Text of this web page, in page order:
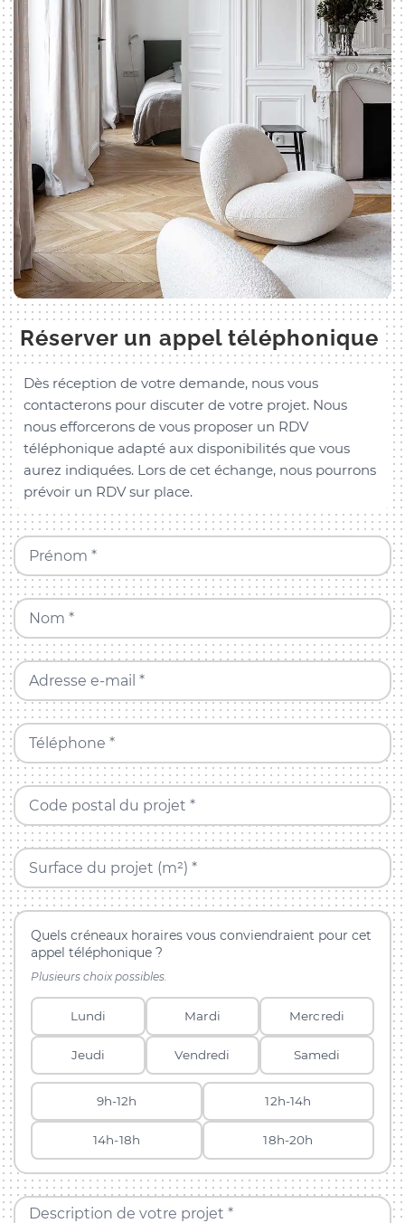
Réserver un appel téléphonique
Dès réception de votre demande, nous vous
contacterons pour discuter de votre projet. Nous
nous efforcerons de vous proposer un RDV
téléphonique adapté aux disponibilités que vous
aurez indiquées. Lors de cet échange, nous pourrons
prévoir un RDV sur place.
Prénom *
Nom *
Adresse e-mail *
Téléphone *
Code postal du projet *
Surface du projet (m²) *
Quels créneaux horaires vous conviendraient pour cet
appel téléphonique ?
Plusieurs choix possibles.
Lundi Mardi Mercredi
Jeudi Vendredi Samedi
9h-12h 12h-14h
14h-18h 18h-20h
Description de votre projet *